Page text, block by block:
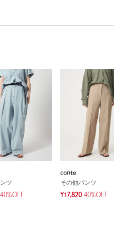
ツ
40%OFF
conte
その他パンツ
¥17,820 40%OFF